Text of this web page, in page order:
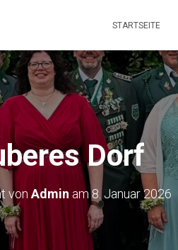
STARTSEITE
Dorf
von Admin am8. Januar 2026